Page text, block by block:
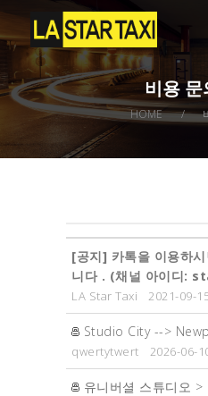
비용
HOME
LA STAR TAXI -
엘에이 한인 택시 –
HOME
서비스
택시 예약
[공지] 카톡을 이용하
니다 . ​(채널 아이디:
LA Star Taxi 2021-09-
Studio City -->
qwertytwert 2026-06-
유니버셜 스튜디오 >